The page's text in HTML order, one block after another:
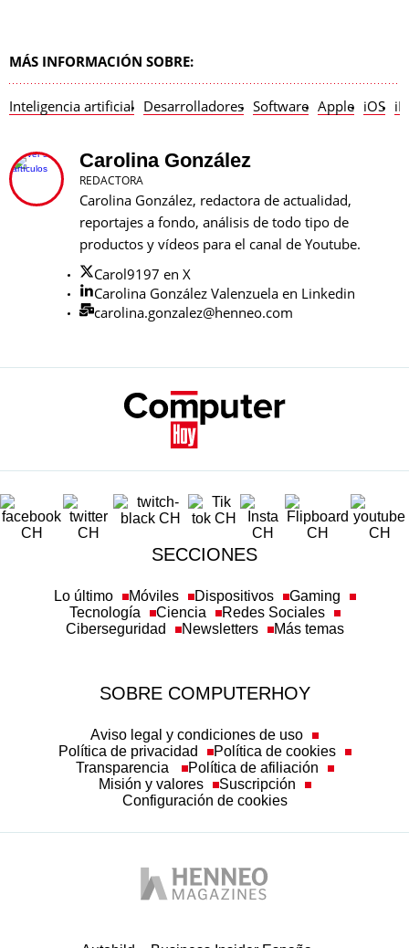
MÁS INFORMACIÓN SOBRE:
Inteligencia artificial Desarrolladores Software Apple iOS
Carolina González
REDACTORA
Carolina González, redactora de actualidad,
reportajes a fondo, análisis de todo tipo de
productos y vídeos para el canal de Youtube.
Carol9197 en X
Carolina González Valenzuela en Linkedin
carolina.gonzalez@henneo.com
SECCIONES
Móviles Dispositivos
Aviso legal y condiciones de uso
Misión y valores
Suscripción
Configuración de cookies
Business Insider España